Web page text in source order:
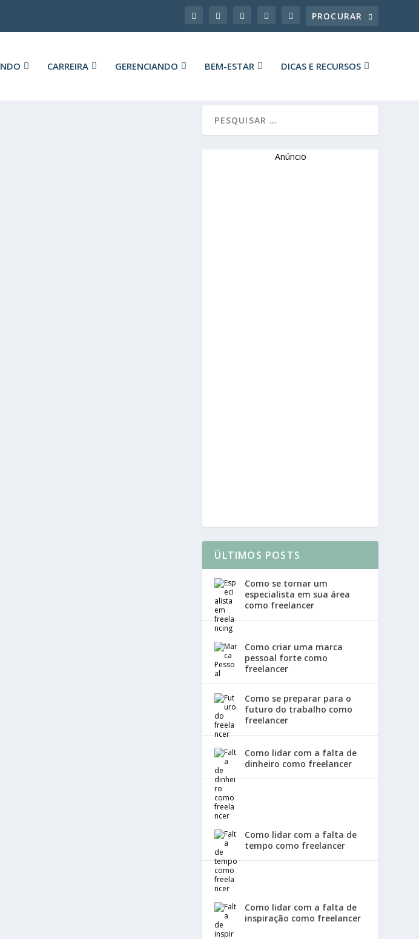
CARREIRA GERENCIANDO BEM-ESTAR DICAS E RECURSOS
Anúncio
ÚLTIMOS POSTS
Como se tornar um
especialista em sua área
como freelancer
Como criar uma marca
pessoal forte como
freelancer
Como se preparar para o
futuro do trabalho como
freelancer
Como lidar com a falta de
dinheiro como freelancer
Como lidar com a falta de
tempo como freelancer
Como lidar com a falta de
inspiração como freelancer